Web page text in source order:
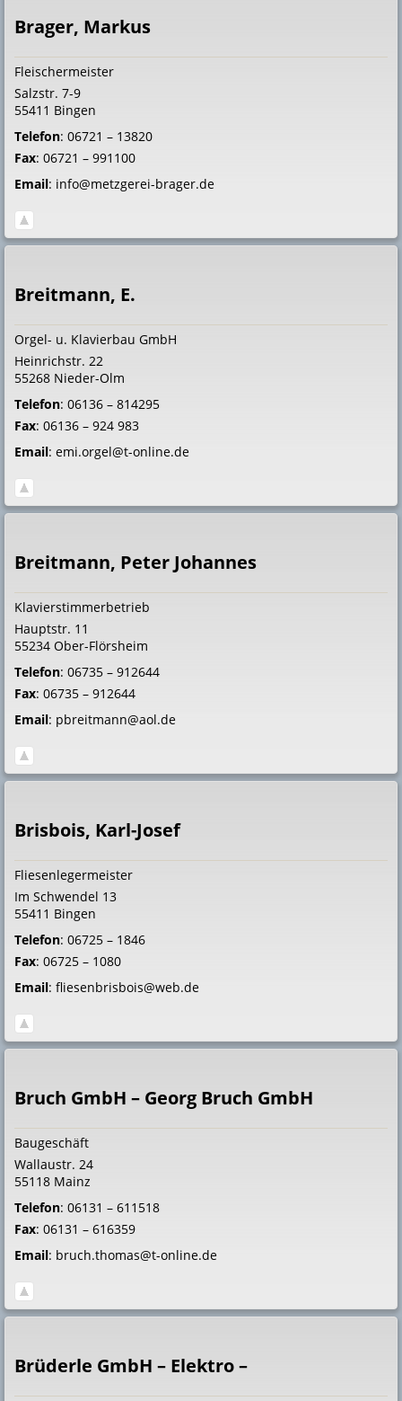
Brager, Markus
Fleischermeister
Salzstr. 7-9
55411 Bingen
Telefon: 06721 – 13820
Fax: 06721 – 991100
Email: info@metzgerei-brager.de
Breitmann, E.
Orgel- u. Klavierbau GmbH
Heinrichstr. 22
55268 Nieder-Olm
Telefon: 06136 – 814295
Fax: 06136 – 924 983
Email: emi.orgel@t-online.de
Breitmann, Peter Johannes
Klavierstimmerbetrieb
Hauptstr. 11
55234 Ober-Flörsheim
Telefon: 06735 – 912644
Fax: 06735 – 912644
Email: pbreitmann@aol.de
Brisbois, Karl-Josef
Fliesenlegermeister
Im Schwendel 13
55411 Bingen
Telefon: 06725 – 1846
Fax: 06725 – 1080
Email: fliesenbrisbois@web.de
Bruch GmbH – Georg Bruch GmbH
Baugeschäft
Wallaustr. 24
55118 Mainz
Telefon: 06131 – 611518
Fax: 06131 – 616359
Email: bruch.thomas@t-online.de
Brüderle GmbH – Elektro –